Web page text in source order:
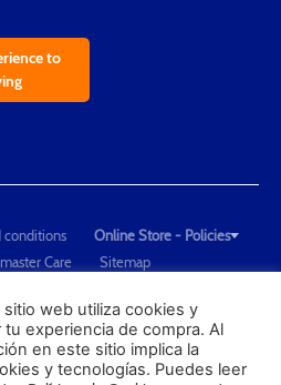
to
conditions
Online Store - Policies
Care
Sitemap
Leader in Test Equipment Solutions -
Measurement and Testing"
PROFECO
web utiliza cookies y
experiencia de compra. Al
en este sitio implica la
y tecnologías. Puedes leer